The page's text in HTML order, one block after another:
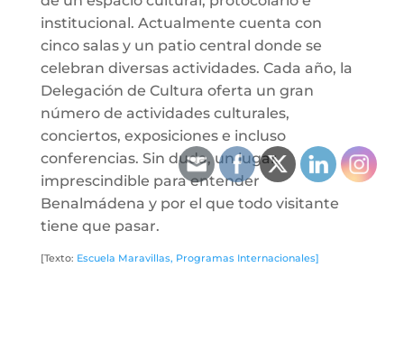
institucional. Actualmente cuenta con
cinco salas y un patio central donde se
celebran diversas actividades. Cada año, la
Delegación de Cultura oferta un gran
número de actividades culturales,
conciertos, exposiciones e incluso
conferencias. Sin duda, un lugar
imprescindible para entender
Benalmádena y por el que todo visitante
tiene que pasar.
[Texto: Escuela Maravillas, Programas Internacionales]